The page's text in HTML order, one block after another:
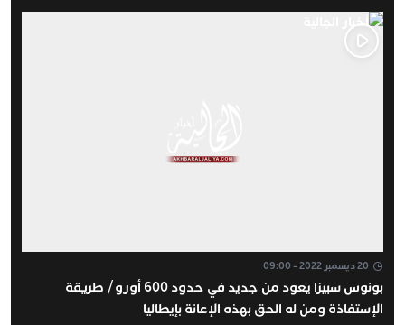
20 ديسمبر 2022 - 09:00
بونوس سبيزا يعود من جديد في حدود 600 أورو / طريقة
الإستفاذة ومن له الحق بهذه الإعانة بإيطاليا